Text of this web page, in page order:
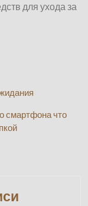
для ухода за
смартфона что